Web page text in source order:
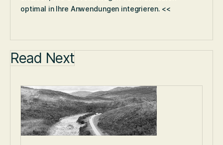
optimal in Ihre Anwendungen integrieren. <<
Read Next